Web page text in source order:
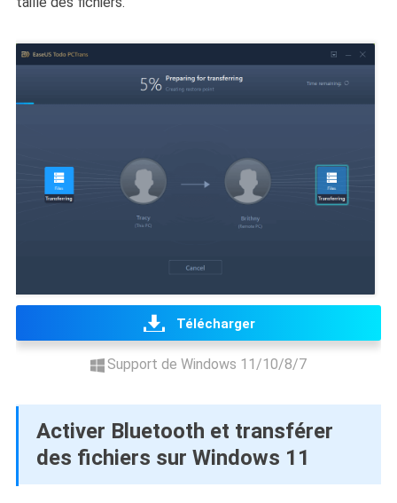
Télécharger
Support de Windows 11/10/8/7
Activer Bluetooth et transférer
des fichiers sur Windows 11